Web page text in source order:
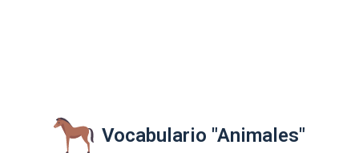
Vocabulario "Animales"